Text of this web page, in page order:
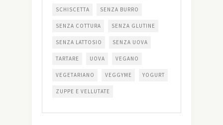
SCHISCETTA SENZA BURRO
SENZA COTTURA SENZA GLUTINE
SENZA LATTOSIO SENZA UOVA
TARTARE UOVA VEGANO
VEGETARIANO VEGGYME YOGURT
ZUPPE E VELLUTATE